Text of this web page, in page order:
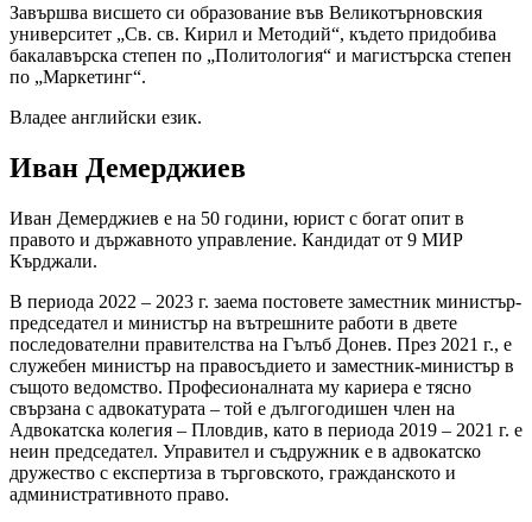
Завършва висшето си образование във Великотърновския
университет „Св. св. Кирил и Методий“, където придобива
бакалавърска степен по „Политология“ и магистърска степен
по „Маркетинг“.
Владее английски език.
Иван Демерджиев
Иван Демерджиев е на 50 години, юрист с богат опит в
правото и държавното управление. Кандидат от 9 МИР
Кърджали.
В периода 2022 – 2023 г. заема постовете заместник министър-
председател и министър на вътрешните работи в двете
последователни правителства на Гълъб Донев. През 2021 г., е
служебен министър на правосъдието и заместник-министър в
същото ведомство. Професионалната му кариера е тясно
свързана с адвокатурата – той е дългогодишен член на
Адвокатска колегия – Пловдив, като в периода 2019 – 2021 г. е
неин председател. Управител и съдружник е в адвокатско
дружество с експертиза в търговското, гражданското и
административното право.